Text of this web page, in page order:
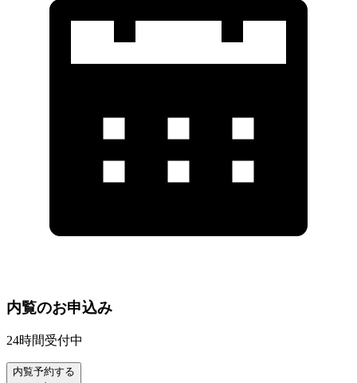
内覧のお申込み
24時間受付中
内覧予約する